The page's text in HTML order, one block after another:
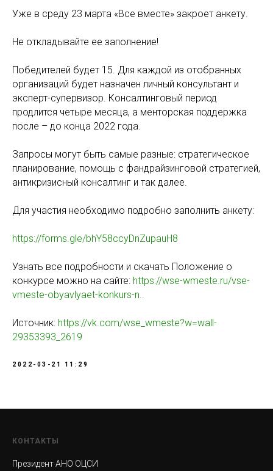
Уже в среду 23 марта «Все вместе» закроет анкету.
Не откладывайте ее заполнение!
Победителей будет 15. Для каждой из отобранных
организаций будет назначен личный консультант и
эксперт-супервизор. Консалтинговый период
продлится четыре месяца, а менторская поддержка
после – до конца 2022 года.
Запросы могут быть самые разные: стратегическое
планирование, помощь с фандрайзинговой стратегией,
антикризисный консалтинг и так далее.
Для участия необходимо подробно заполнить анкету:
https://forms.gle/bhY58ccyDnZupauH8
Узнать все подробности и скачать Положение о
конкурсе можно на сайте: https://wse-wmeste.ru/vse-
vmeste-obyavlyaet-konkurs-n..
Источник: https://vk.com/wse_wmeste?w=wall-
29353393_2619
2022-03-21 11:29
КОНТАКТЫ
Президент АНО ОЦСИ